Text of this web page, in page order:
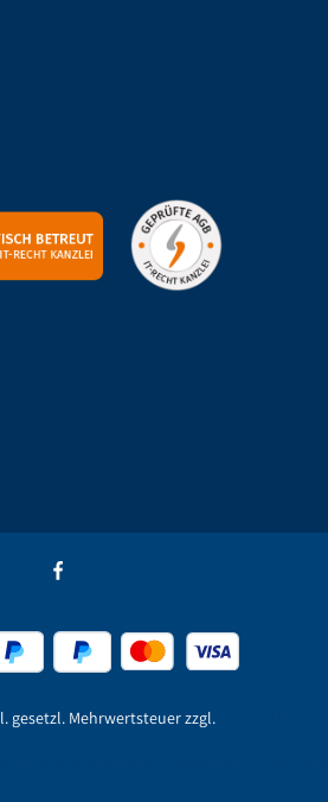
gesetzl. Mehrwertsteuer zzgl.